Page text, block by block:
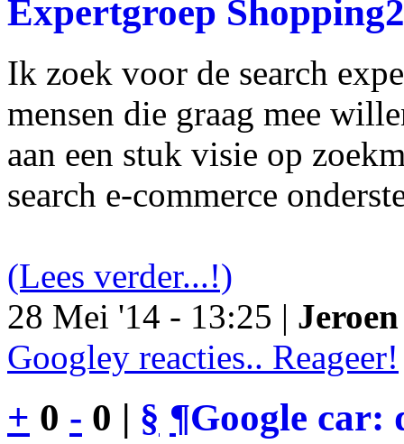
Expertgroep
Ik zoek voor de search
mensen die graag mee
aan een stuk visie op
search e-commerce
(Lees verder...!)
28 Mei '14 - 13:25 |
Googley reacties.. Reageer!
+ 0 - 0 | § ¶Google car: